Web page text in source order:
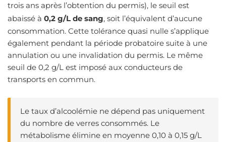
trois ans après l’obtention du permis), le seuil est
abaissé à 0,2 g/L de sang, soit l’équivalent d’aucune
consommation. Cette tolérance quasi nulle s’applique
également pendant la période probatoire suite à une
annulation ou une invalidation du permis. Le même
seuil de 0,2 g/L est imposé aux conducteurs de
transports en commun.
Le taux d’alcoolémie ne dépend pas uniquement
du nombre de verres consommés. Le
métabolisme élimine en moyenne 0,10 à 0,15 g/L